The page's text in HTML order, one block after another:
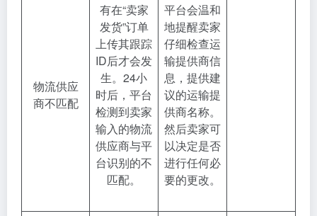
物流供应
商不匹配
有在“卖家
发货”订单
上传其跟踪
ID后才会发
生。24小
时后，平台
检测到卖家
输入的物流
供应商与平
台识别的不
匹配。
平台会温和
地提醒卖家
仔细检查运
输提供商信
息，提供建
议的运输提
供商名称。
然后卖家可
以决定是否
进行任何必
要的更改。